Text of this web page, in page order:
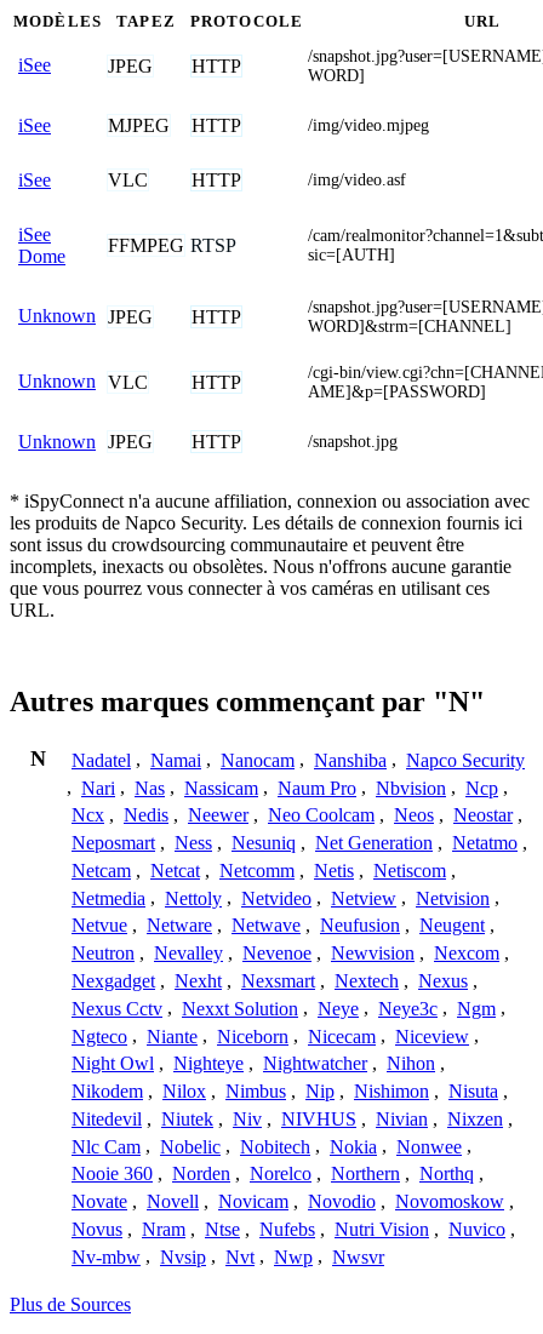
MODÈLES TAPEZ PROTOCOLE URL
iSee JPEG HTTP
/
WORD]
iSee MJPEG HTTP /img/video.mjpeg
iSee VLC HTTP /img/video.asf
iSee
Dome
FFMPEG RTSP
/cam/
sic=[AUTH]
Unknown JPEG HTTP
/
WORD]&strm=[CHANNEL]
Unknown VLC HTTP
/cgi-bin/
AME]&p=[PASSWORD]
Unknown JPEG HTTP /snapshot.jpg
* iSpyConnect n'a aucune affiliation, connexion ou association avec
les produits de Napco Security. Les détails de connexion fournis ici
sont issus du crowdsourcing communautaire et peuvent être
incomplets, inexacts ou obsolètes. Nous n'offrons aucune garantie
que vous pourrez vous connecter à vos caméras en utilisant ces
URL.
Autres marques commençant par "N"
N Nadatel , Namai , Nanocam , Nanshiba , Napco Security
, Nari , Nas , Nassicam , Naum Pro , Nbvision , Ncp ,
Ncx , Nedis , Neewer , Neo Coolcam , Neos , Neostar ,
Neposmart , Ness , Nesuniq , Net Generation , Netatmo ,
Netcam , Netcat , Netcomm , Netis , Netiscom ,
Netmedia , Nettoly , Netvideo , Netview , Netvision ,
Netvue , Netware , Netwave , Neufusion , Neugent ,
Neutron , Nevalley , Nevenoe , Newvision , Nexcom ,
Nexgadget , Nexht , Nexsmart , Nextech , Nexus ,
Nexus Cctv , Nexxt Solution , Neye , Neye3c , Ngm ,
Ngteco , Niante , Niceborn , Nicecam , Niceview ,
Night Owl , Nighteye , Nightwatcher , Nihon ,
Nikodem , Nilox , Nimbus , Nip , Nishimon , Nisuta ,
Nitedevil , Niutek , Niv , NIVHUS , Nivian , Nixzen ,
Nlc Cam , Nobelic , Nobitech , Nokia , Nonwee ,
Nooie 360 , Norden , Norelco , Northern , Northq ,
Novate , Novell , Novicam , Novodio , Novomoskow ,
Novus , Nram , Ntse , Nufebs , Nutri Vision , Nuvico ,
Nv-mbw , Nvsip , Nvt , Nwp , Nwsvr
Plus de Sources